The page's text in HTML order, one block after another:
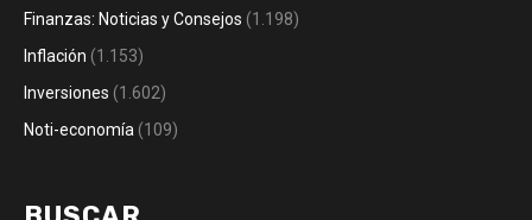
Finanzas: Noticias y Consejos (1.198)
Inflación (1.153)
Inversiones (1.602)
Noti-economía (109)